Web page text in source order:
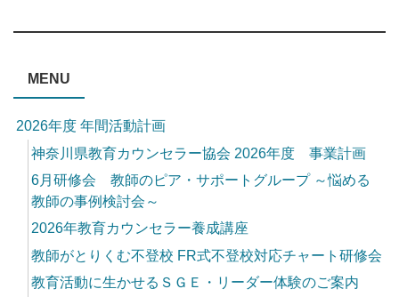
MENU
2026年度 年間活動計画
神奈川県教育カウンセラー協会 2026年度 事業計画
6月研修会 教師のピア・サポートグループ ～悩める
教師の事例検討会～
2026年教育カウンセラー養成講座
教師がとりくむ不登校 FR式不登校対応チャート研修会
教育活動に生かせるＳＧＥ・リーダー体験のご案内